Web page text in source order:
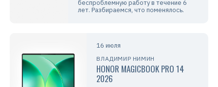
беспроблемную работу в течение 6
лет. Разбираемся, что поменялось.
16 июля
ВЛАДИМИР НИМИН
HONOR MAGICBOOK PRO 14
2026